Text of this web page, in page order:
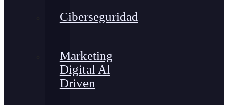
Ciberseguridad
Marketing
Digital Al
Driven